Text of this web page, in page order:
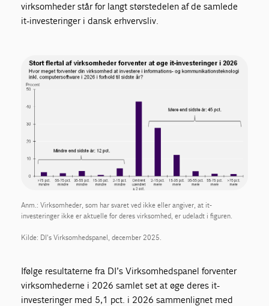
virksomheder står for langt størstedelen af de samlede
it-investeringer i dansk erhvervsliv.
Anm.: Virksomheder, som har svaret ved ikke eller angiver, at it-
investeringer ikke er aktuelle for deres virksomhed, er udeladt i figuren.
Kilde: DI's Virksomhedspanel, december 2025.
Ifølge resultaterne fra DI’s Virksomhedspanel forventer
virksomhederne i 2026 samlet set at øge deres it-
investeringer med 5,1 pct. i 2026 sammenlignet med